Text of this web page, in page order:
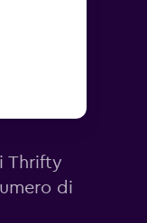
Thrifty
di